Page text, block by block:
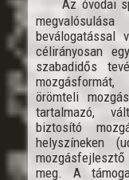
Az óvodai
beválogatással
célirányosan
szabadidős
örömteli
tartalmazó,
biztosító
helyszíneken
meg. A